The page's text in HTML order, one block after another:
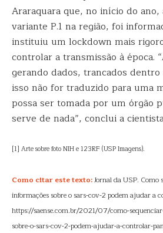
Araraquara que, no início do ano,
variante P.1 na região, foi
instituiu um lockdown mais
controlar a transmissão à época.
gerando dados, trancados
isso não for traduzido para uma
possa ser tomada por um órgão
serve de nada”, conclui a
[1] Arte sobre foto NIH e 123RF (USP Imagens).
Como citar este texto:Jornal da USP.
informações sobre o sars-cov-2 podem ajudar a
https://saense.com.br/2021/07/como-
sobre-o-sars-cov-2-podem-ajudar-a-controlar-